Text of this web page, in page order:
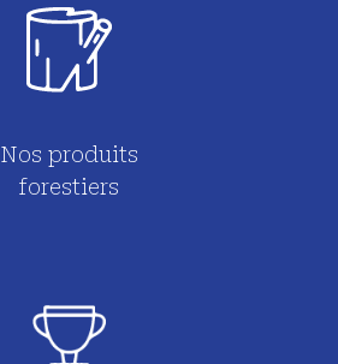
Nos produits
forestiers